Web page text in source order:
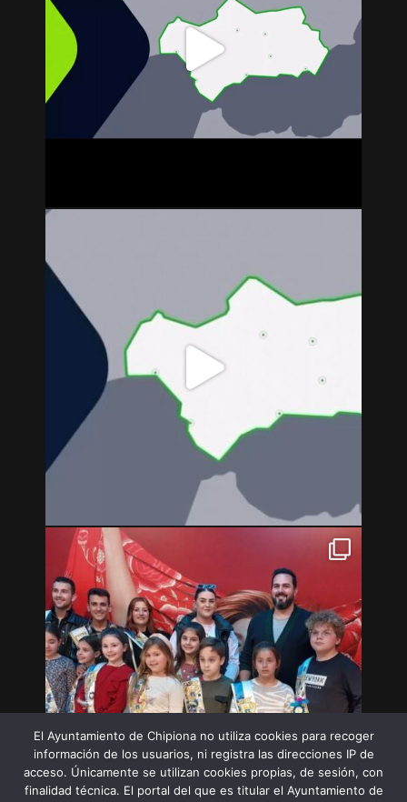
El Ayuntamiento de Chipiona no utiliza cookies para recoger
información de los usuarios, ni registra las direcciones IP de
acceso. Únicamente se utilizan cookies propias, de sesión, con
finalidad técnica. El portal del que es titular el Ayuntamiento de